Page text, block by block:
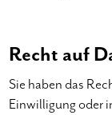
Recht auf
Sie haben das
Einwilligung oder